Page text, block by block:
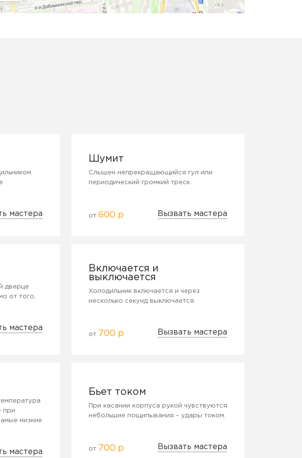
мастера
Шумит
Слышен непрекращающийся гул или
периодический громкий треск.
от 600 р Вызвать мастера
дверце
от того,
мастера
Включается и
выключается
Холодильник включается и через
несколько секунд выключается.
от 700 р Вызвать мастера
при
низкие
мастера
Бьет током
При касании корпуса рукой чувствуются
небольшие пощипывания – удары током.
от 700 р Вызвать мастера